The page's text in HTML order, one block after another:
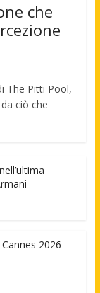
che
The Pitti Pool,
ciò che
2026